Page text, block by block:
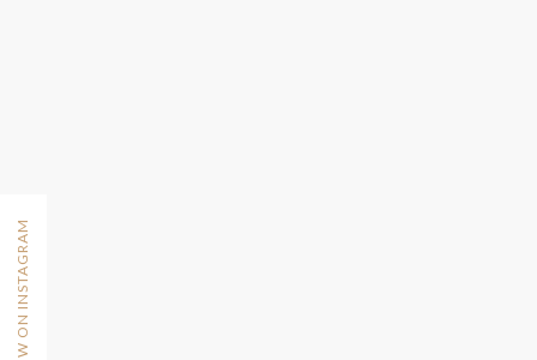
FOLLOW ON INSTAGRAM